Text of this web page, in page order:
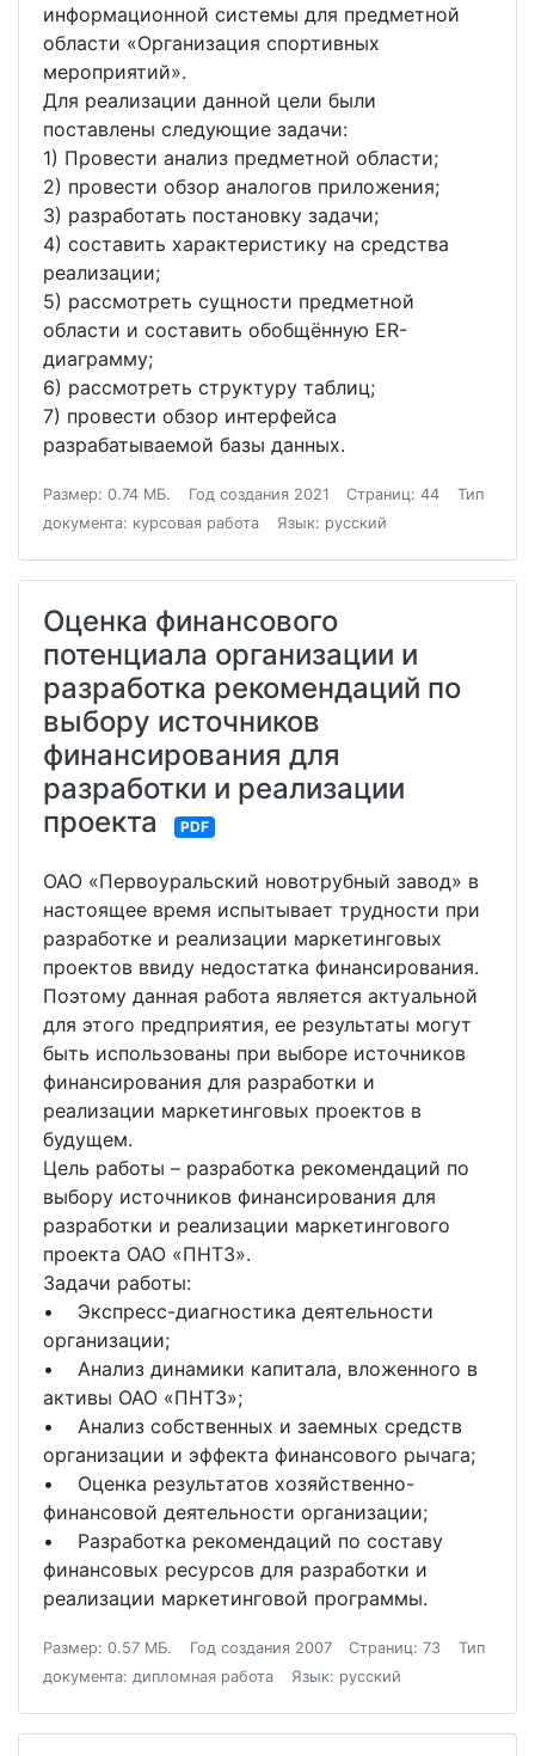
информационной системы для предметной
области «Организация спортивных
мероприятий».
Для реализации данной цели были
поставлены следующие задачи:
1) Провести анализ предметной области;
2) провести обзор аналогов приложения;
3) разработать постановку задачи;
4) составить характеристику на средства
реализации;
5) рассмотреть сущности предметной
области и составить обобщённую ER-
диаграмму;
6) рассмотреть структуру таблиц;
7) провести обзор интерфейса
разрабатываемой базы данных.
Размер: 0.74 МБ. Год создания 2021 Страниц: 44
Тип
документа: курсовая работа
Язык: русский
Оценка финансового
потенциала организации и
разработка рекомендаций по
выбору источников
финансирования для
разработки и реализации
проекта
PDF
ОАО «Первоуральский новотрубный завод» в
настоящее время испытывает трудности при
разработке и реализации маркетинговых
проектов ввиду недостатка финансирования.
Поэтому данная работа является актуальной
для этого предприятия, ее результаты могут
быть использованы при выборе источников
финансирования для разработки и
реализации маркетинговых проектов в
будущем.
Цель работы – разработка рекомендаций по
выбору источников финансирования для
разработки и реализации маркетингового
проекта ОАО «ПНТЗ».
Задачи работы:
• Экспресс-диагностика деятельности
организации;
• Анализ динамики капитала, вложенного в
активы ОАО «ПНТЗ»;
• Анализ собственных и заемных средств
организации и эффекта финансового рычага;
• Оценка результатов хозяйственно-
финансовой деятельности организации;
• Разработка рекомендаций по составу
финансовых ресурсов для разработки и
реализации маркетинговой программы.
Размер: 0.57 МБ. Год создания 2007 Страниц: 73
Тип
документа: дипломная работа
Язык: русский